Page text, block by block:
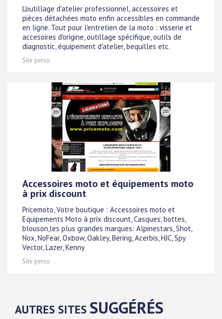
L'outillage d'atelier professionnel, accessoires et
pièces détachées moto enfin accessibles en commande
en ligne. Tout pour l'entretien de la moto : visserie et
accesoires d'origine, outillage spécifique, outils de
diagnostic, équipement d'atelier, bequilles etc.
Site perso
Accessoires moto et équipements moto
à prix discount
Pricemoto, Votre boutique : Accessoires moto et
Equipements Moto à prix discount, Casques, bottes,
blouson,les plus grandes marques: Alpinestars, Shot,
Nox, NoFear, Oxbow, Oakley, Bering, Acerbis, HJC, Spy
Vector, Lazer, Kenny
Site perso
AUTRES SITES SUGGÉRÉS